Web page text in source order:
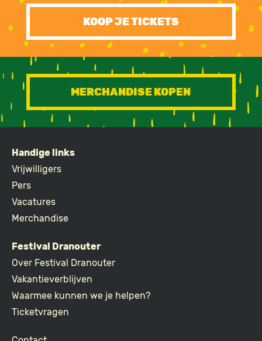
KOOP JE TICKETS
MERCHANDISE KOPEN
FOOTER
Handige links
Vrijwilligers
Pers
Vacatures
Merchandise
Festival Dranouter
Over Festival Dranouter
Vakantieverblijven
Waarmee kunnen we je helpen?
Ticketvragen